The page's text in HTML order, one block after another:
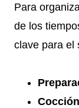
Para
de los
clave para el